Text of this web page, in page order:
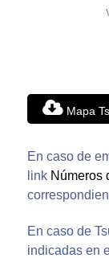
Mapa
En caso de
link Números
En caso de
indicadas en